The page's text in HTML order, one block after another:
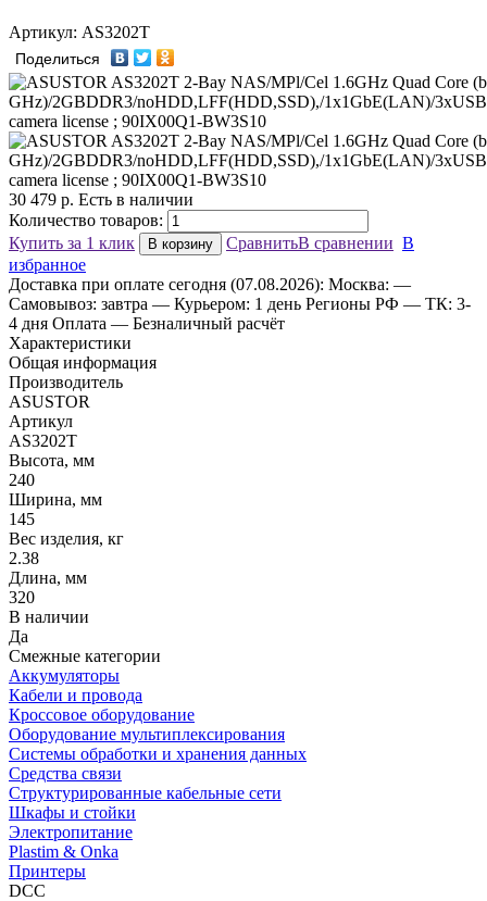
Артикул: AS3202T
Поделиться
30 479 р. Есть в наличии
Количество товаров:
Купить за 1 клик
В корзину СравнитьВ сравнении В
избранное
Доставка при оплате сегодня (07.08.2026): Москва: —
Самовывоз: завтра — Курьером: 1 день Регионы РФ — ТК: 3-
4 дня Оплата — Безналичный расчёт
Характеристики
Общая информация
Производитель
ASUSTOR
Артикул
AS3202T
Высота, мм
240
Ширина, мм
145
Вес изделия, кг
2.38
Длина, мм
320
В наличии
Да
Смежные категории
Аккумуляторы
Кабели и провода
Кроссовое оборудование
Оборудование мультиплексирования
Системы обработки и хранения данных
Средства связи
Структурированные кабельные сети
Шкафы и стойки
Электропитание
Plastim & Onka
Принтеры
DCC